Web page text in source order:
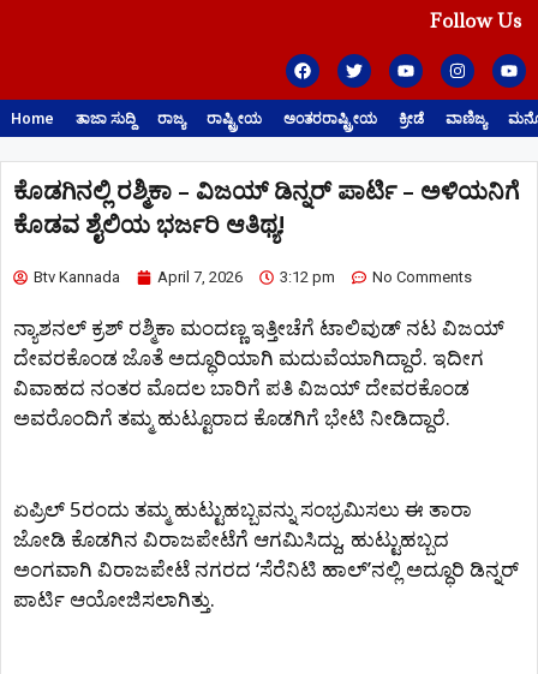
Follow Us
Home ತಾಜಾ ಸುದ್ದಿ ರಾಜ್ಯ ರಾಷ್ಟ್ರೀಯ ಅಂತರರಾಷ್ಟ್ರೀಯ ಕ್ರೀಡೆ ವಾಣಿಜ್ಯ
ಕೊಡಗಿನಲ್ಲಿ ರಶ್ಮಿಕಾ – ವಿಜಯ್‌ ಡಿನ್ನರ್‌ ಪಾರ್ಟಿ – ಅಳಿಯನಿಗೆ
ಕೊಡವ ಶೈಲಿಯ ಭರ್ಜರಿ ಆತಿಥ್ಯ!
Btv Kannada April 7, 2026 3:12 pm No Comments
ನ್ಯಾಶನಲ್ ಕ್ರಶ್ ರಶ್ಮಿಕಾ ಮಂದಣ್ಣ ಇತ್ತೀಚೆಗೆ ಟಾಲಿವುಡ್ ನಟ ವಿಜಯ್
ದೇವರಕೊಂಡ ಜೊತೆ ಅದ್ಧೂರಿಯಾಗಿ ಮದುವೆಯಾಗಿದ್ದಾರೆ. ಇದೀಗ
ವಿವಾಹದ ನಂತರ ಮೊದಲ ಬಾರಿಗೆ ಪತಿ ವಿಜಯ್ ದೇವರಕೊಂಡ
ಅವರೊಂದಿಗೆ ತಮ್ಮ ಹುಟ್ಟೂರಾದ ಕೊಡಗಿಗೆ ಭೇಟಿ ನೀಡಿದ್ದಾರೆ.
ಏಪ್ರಿಲ್ 5ರಂದು ತಮ್ಮ ಹುಟ್ಟುಹಬ್ಬವನ್ನು ಸಂಭ್ರಮಿಸಲು ಈ ತಾರಾ
ಜೋಡಿ ಕೊಡಗಿನ ವಿರಾಜಪೇಟೆಗೆ ಆಗಮಿಸಿದ್ದು, ಹುಟ್ಟುಹಬ್ಬದ
ಅಂಗವಾಗಿ ವಿರಾಜಪೇಟೆ ನಗರದ ʻಸೆರೆನಿಟಿ ಹಾಲ್‌ʼನಲ್ಲಿ ಅದ್ಧೂರಿ ಡಿನ್ನರ್‌
ಪಾರ್ಟಿ ಆಯೋಜಿಸಲಾಗಿತ್ತು.